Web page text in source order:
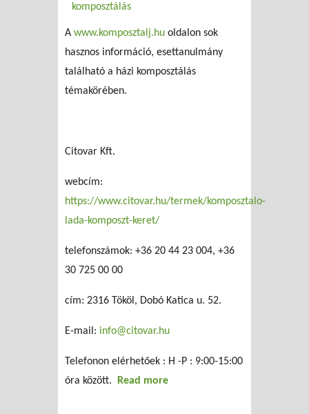
komposztálás
A www.komposztalj.hu oldalon sok
hasznos információ, esettanulmány
található a házi komposztálás
témakörében.
Citovar Kft.
webcím:
https://www.citovar.hu/termek/komposztalo-
lada-komposzt-keret/
telefonszámok: +36 20 44 23 004, +36
30 725 00 00
cím: 2316 Tököl, Dobó Katica u. 52.
E-mail: info@citovar.hu
Telefonon elérhetőek : H -P : 9:00-15:00
óra között.
Read more